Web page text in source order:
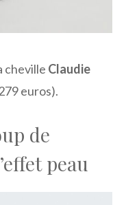
cheville Claudie
euros).
de
peau